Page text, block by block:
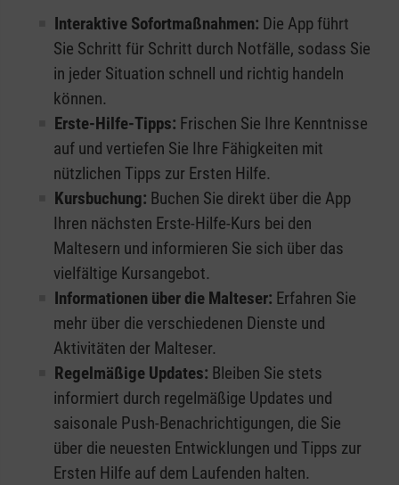
Interaktive Sofortmaßnahmen: Die App führt
Sie Schritt für Schritt durch Notfälle, sodass Sie
in jeder Situation schnell und richtig handeln
können.
Erste-Hilfe-Tipps: Frischen Sie Ihre Kenntnisse
auf und vertiefen Sie Ihre Fähigkeiten mit
nützlichen Tipps zur Ersten Hilfe.
Kursbuchung: Buchen Sie direkt über die App
Ihren nächsten Erste-Hilfe-Kurs bei den
Maltesern und informieren Sie sich über das
vielfältige Kursangebot.
Informationen über die Malteser: Erfahren Sie
mehr über die verschiedenen Dienste und
Aktivitäten der Malteser.
Regelmäßige Updates: Bleiben Sie stets
informiert durch regelmäßige Updates und
saisonale Push-Benachrichtigungen, die Sie
über die neuesten Entwicklungen und Tipps zur
Ersten Hilfe auf dem Laufenden halten.